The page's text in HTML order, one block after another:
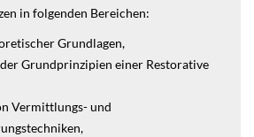
in folgenden Bereichen:
Grundlagen,
Grundprinzipien einer Restorative
Vermittlungs- und